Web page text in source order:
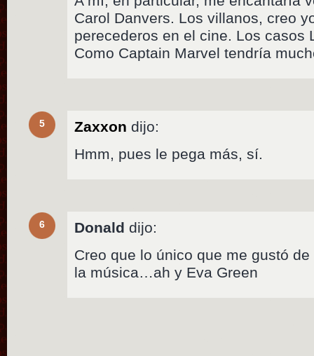
Carol Danvers. Los villanos, creo
perecederos en el cine. Los casos
Como Captain Marvel tendría
5 Zaxxon dijo:
Hmm, pues le pega más, sí.
6 Donald dijo:
Creo que lo único que me gustó
la música…ah y Eva Green